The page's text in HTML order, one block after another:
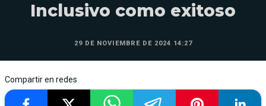
Inclusivo como exitoso
29 DE NOVIEMBRE DE 2024 14:27
Compartir en redes